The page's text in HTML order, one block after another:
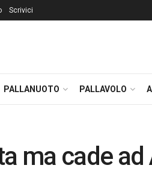
Scrivici
PALLANUOTO PALLAVOLO
ma cade